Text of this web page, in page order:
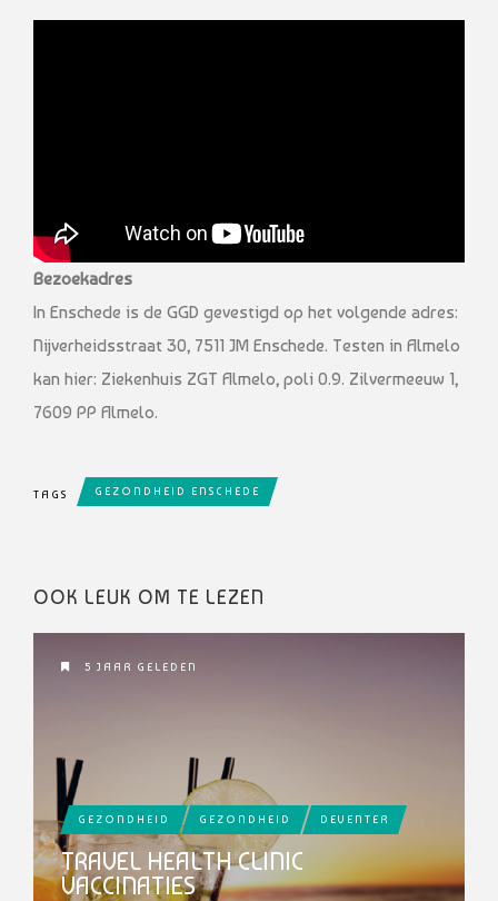
Bezoekadres
In Enschede is de GGD gevestigd op het volgende adres:
Nijverheidsstraat 30, 7511 JM Enschede. Testen in Almelo
kan hier: Ziekenhuis ZGT Almelo, poli 0.9. Zilvermeeuw 1,
7609 PP Almelo.
TAGS GEZONDHEID ENSCHEDE
OOK LEUK OM TE LEZEN
5 JAAR GELEDEN
GEZONDHEID GEZONDHEID DEVENTER
TRAVEL HEALTH CLINIC
VACCINATIES